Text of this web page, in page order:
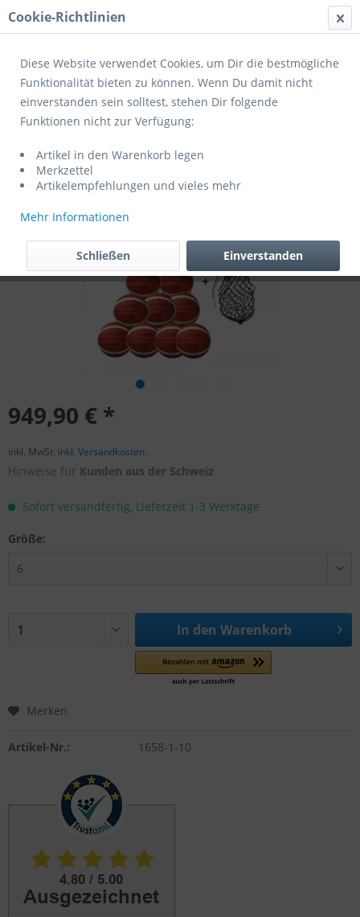
Menü
Übersicht Profibälle
Ballpaket mit Ballnetz
949,90 € *
inkl. MwSt. inkl. Versandkosten
Hinweise für Kunden aus der Schweiz
Sofort versandfertig, Lieferzeit 1-3 Werktage
Größe:
In den Warenkorb
Merken
Artikel-Nr.: 1658-1-10
Cookie-Richtlinien
Diese Website verwendet Cookies, um Dir die bestmögliche
Funktionalität bieten zu können. Wenn Du damit nicht
einverstanden sein solltest, stehen Dir folgende
Funktionen nicht zur Verfügung:
Artikel in den Warenkorb legen
Merkzettel
Artikelempfehlungen und vieles mehr
Mehr Informationen
Einverstanden
Schließen